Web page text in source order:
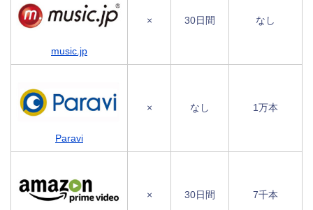
music.jp
× 30日間 なし
Paravi
× なし 1万本
× 30日間 7千本